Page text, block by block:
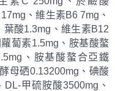
、維生素B6 7mg、
酸1.3mg、維生素B12
蔔素1.5mg、胺基酸螯
、胺基酸螯合亞鐵
母硒0.13200mg、碘酸
甲硫胺酸3500mg、